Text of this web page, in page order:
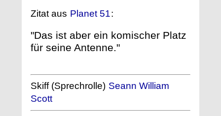
Zitat aus Planet 51:
"Das ist aber ein komischer Platz
für seine Antenne."
Skiff (Sprechrolle) Seann William
Scott